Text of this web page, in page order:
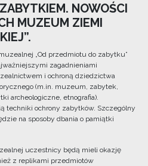
NOWOŚCI
MUZEUM ZIEMI
„Od przedmiotu do zabytku”
zagadnieniami
i ochroną dziedzictwa
(m.in. muzeum, zabytek,
archeologiczne, etnografia).
techniki ochrony zabytków. Szczególny
na sposoby dbania o pamiątki
uczestnicy będą mieli okazję
z replikami przedmiotów